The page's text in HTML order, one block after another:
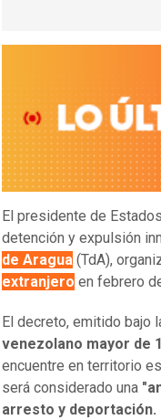
El presidente de
detención y expulsión
de Aragua (TdA),
extranjero en febrero
El decreto, emitido bajo
venezolano mayor de
encuentre en territorio
será considerado una
arresto y deportación.